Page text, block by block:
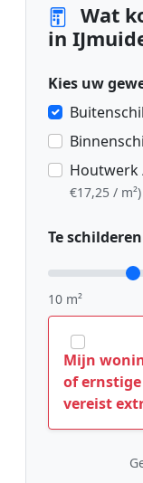
Wat
in
Kies uw
Houtwerk
€17,25 / m²)
Te
10 m²
Mijn
of
vereist